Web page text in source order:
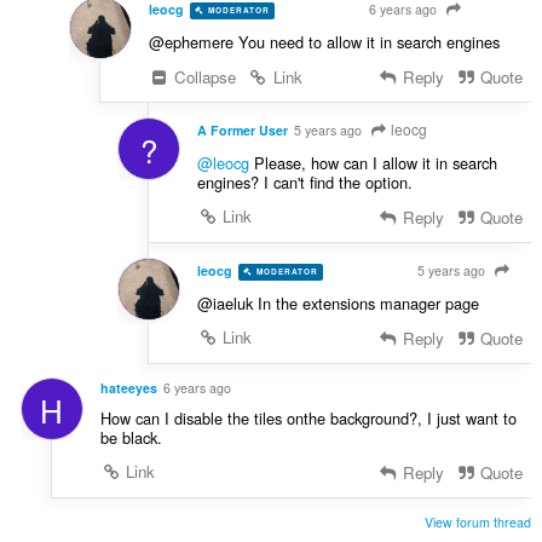
leocg MODERATOR 6 years ago
@ephemere You need to allow it in search engines
Collapse
Link Reply Quote
? A Former User 5 years ago leocg
@leocgPlease, how can I allow it in search
engines? I can't find the option.
Link
Reply Quote
leocg MODERATOR 5 years ago
@iaeluk In the extensions manager page
Link
Reply Quote
H hateeyes 6 years ago
How can I disable the tiles onthe background?, I just want to
be black.
Link
Reply Quote
View forum thread